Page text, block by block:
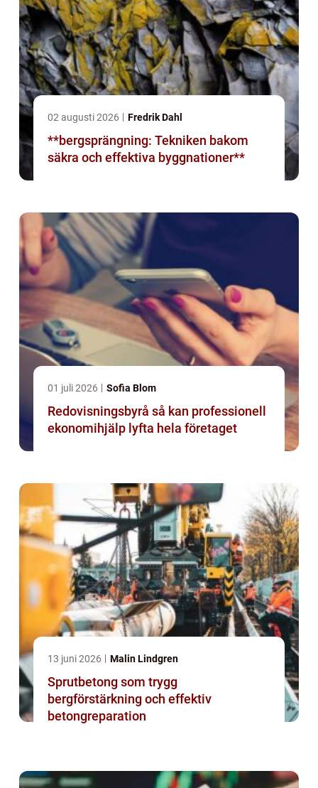
02 augusti 2026 Fredrik Dahl
**bergsprängning: Tekniken bakom
säkra och effektiva byggnationer**
01 juli 2026 Sofia Blom
Redovisningsbyrå så kan professionell
ekonomihjälp lyfta hela företaget
13 juni 2026 Malin Lindgren
Sprutbetong som trygg
bergförstärkning och effektiv
betongreparation